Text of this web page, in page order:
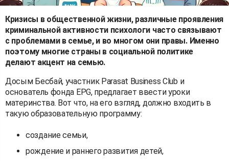
Кризисы в общественной жизни, различные проявления
криминальной активности психологи часто связывают
с проблемами в семье, и во многом они правы. Именно
поэтому многие страны в социальной политике
делают акцент на семью.
Досым Бесбай, участник Parasat Business Club и
основатель фонда EPG, предлагает ввести уроки
материнства. Вот что, на его взгляд, должно входить в
такую образовательную программу:
создание семьи,
рождение и раннего развития детей,